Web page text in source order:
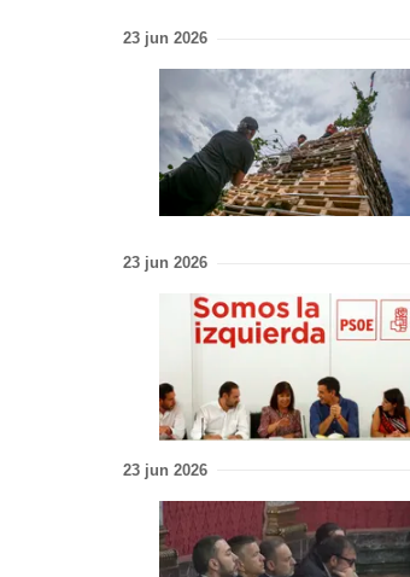
23 jun 2026
23 jun 2026
23 jun 2026